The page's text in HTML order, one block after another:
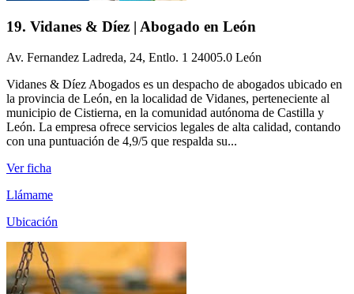
19. Vidanes & Díez | Abogado en León
Av. Fernandez Ladreda, 24, Entlo. 1 24005.0 León
Vidanes & Díez Abogados es un despacho de abogados ubicado en
la provincia de León, en la localidad de Vidanes, perteneciente al
municipio de Cistierna, en la comunidad autónoma de Castilla y
León. La empresa ofrece servicios legales de alta calidad, contando
con una puntuación de 4,9/5 que respalda su...
Ver ficha
Llámame
Ubicación